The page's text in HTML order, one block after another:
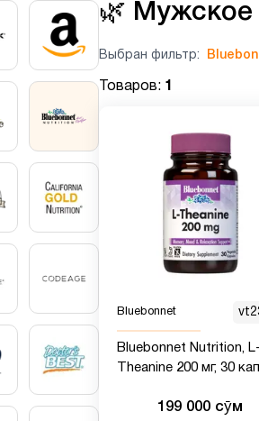
🌿 Мужское
Выбран фильтр:
Товаров: 1
Bluebonnet
Bluebonnet Nutrition, L-
Theanine 200 мг, 30
199 000 сӯм